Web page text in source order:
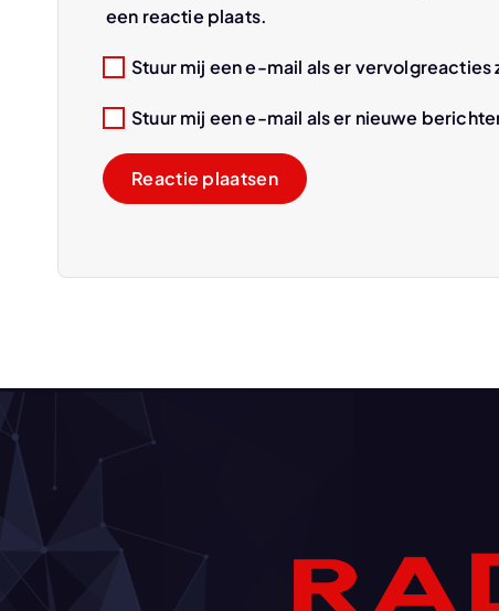
een reactie plaats.
Stuur mij een e-mail als er vervolgreacties
Stuur mij een e-mail als er nieuwe
RA